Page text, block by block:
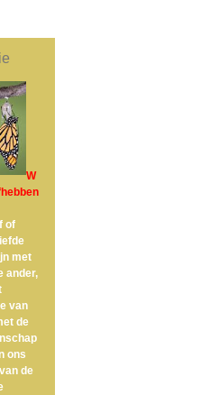
W
of
met
ander,
van
de
ons
de